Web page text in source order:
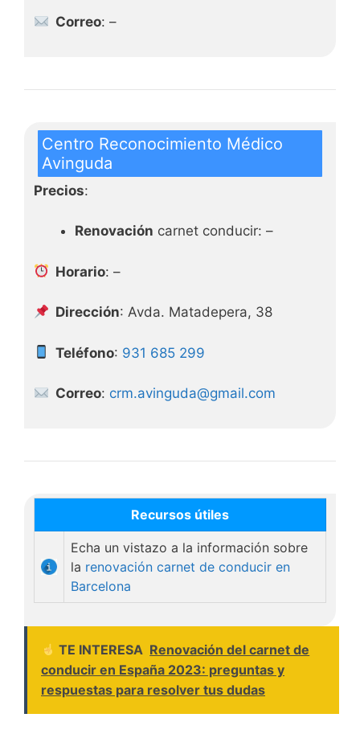
Correo: –
Centro Reconocimiento Médico
Avinguda
Precios:
Renovación carnet conducir: –
Horario: –
Dirección: Avda. Matadepera, 38
Teléfono: 931 685 299
Correo: crm.avinguda@gmail.com
Recursos útiles
Echa un vistazo a la información sobre
la renovación carnet de conducir en
Barcelona
TE INTERESA Renovación del carnet de
conducir en España 2023: preguntas y
respuestas para resolver tus dudas